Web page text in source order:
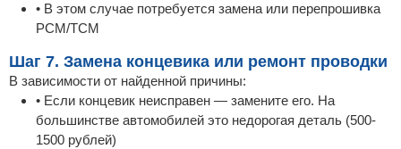
• В этом случае потребуется замена или перепрошивка
PCM/TCM
Шаг 7. Замена концевика или ремонт проводки
В зависимости от найденной причины:
• Если концевик неисправен — замените его. На
большинстве автомобилей это недорогая деталь (500-
1500 рублей)